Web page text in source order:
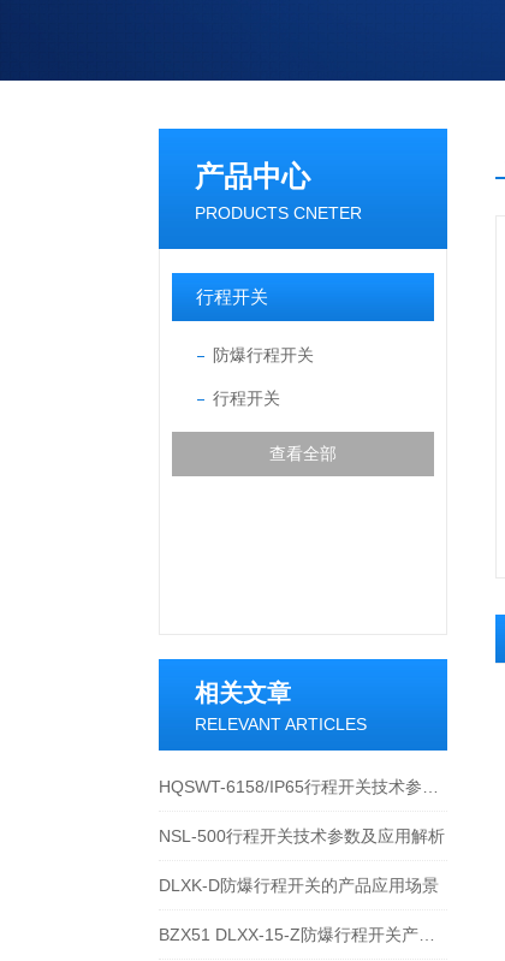
产品中心
PRODUCTS CNETER
行程开关
防爆行程开关
行程开关
查看全部
相关文章
RELEVANT ARTICLES
NSL-500行程开关技术参数及应用解析
DLXK-D防爆行程开关的产品应用场景